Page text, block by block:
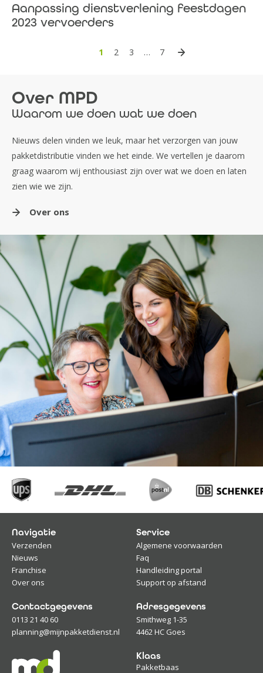
Aanpassing dienstverlening feestdagen
2023 vervoerders
1 2 3 … 7
Over MPD
Waarom we doen wat we doen
Nieuws delen vinden we leuk, maar het verzorgen van jouw
pakketdistributie vinden we het einde. We vertellen je daarom
graag waarom wij enthousiast zijn over wat we doen en laten
zien wie we zijn.
Over ons
Navigatie
Verzenden
Nieuws
Franchise
Over ons
Service
Algemene voorwaarden
Faq
Handleiding portal
Support op afstand
Contactgegevens
0113 21 40 60
planning@mijnpakketdienst.nl
Adresgegevens
Smithweg 1-35
4462 HC Goes
Klaas
Pakketbaas